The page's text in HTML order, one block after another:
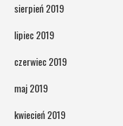
sierpień 2019
lipiec 2019
czerwiec 2019
maj 2019
kwiecień 2019